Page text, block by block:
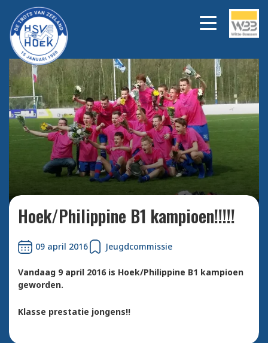
Bekijk alle foto's
Hoek/Philippine B1 kampioen!!!!!
09 april 2016 Jeugdcommissie
Vandaag 9 april 2016 is Hoek/Philippine B1 kampioen
geworden.
Klasse prestatie jongens!!